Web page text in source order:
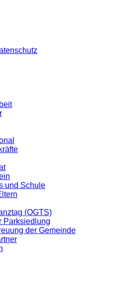
und Schule
(OGTS)
Parksiedlung
der Gemeinde